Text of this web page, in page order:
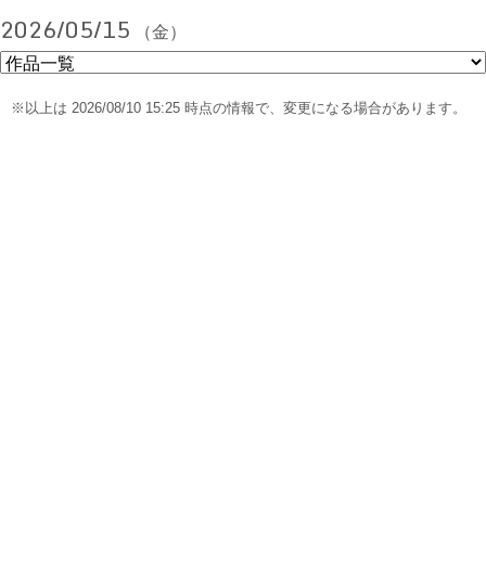
2026/05/15 （金）
※以上は 2026/08/10 15:25 時点の情報で、変更になる場合があります。